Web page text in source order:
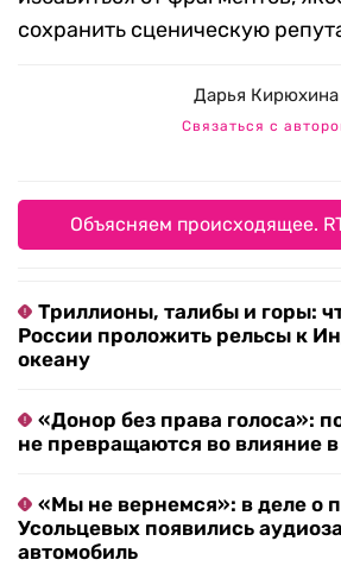
сохранить сценическую
Дарья Кирюхина
Связаться с
Объясняем происходящее.
Триллионы, талибы и горы:
России проложить рельсы к
океану
«Донор без права голоса»:
не превращаются во влияние в
«Мы не вернемся»: в деле о
Усольцевых появились
автомобиль